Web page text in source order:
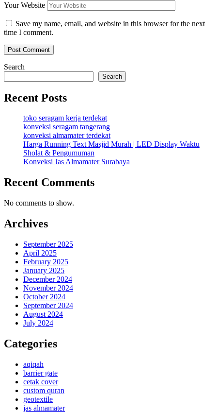
Your Website
Save my name, email, and website in this browser for the next
time I comment.
Search
Search
Recent Posts
toko seragam kerja terdekat
konveksi seragam tangerang
konveksi almamater terdekat
Harga Running Text Masjid Murah | LED Display Waktu
Sholat & Pengumuman
Konveksi Jas Almamater Surabaya
Recent Comments
No comments to show.
Archives
September 2025
April 2025
February 2025
January 2025
December 2024
November 2024
October 2024
September 2024
August 2024
July 2024
Categories
aqiqah
barrier gate
cetak cover
custom quran
geotextile
jas almamater